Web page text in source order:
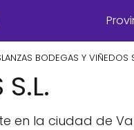
BODEGAS Y VIÑEDOS
en la ciudad de